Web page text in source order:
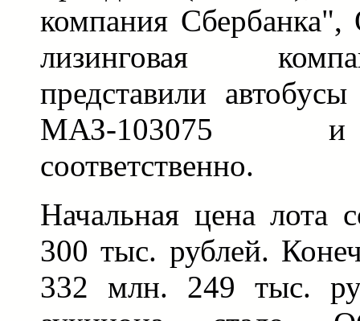
компания
лизинговая
представили
МАЗ-103075
соответственно.
Начальная цена лота
300 тыс. рублей.
332 млн. 249 тыс.